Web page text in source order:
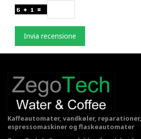
Invia recensione
Kaffeautomater, vandkøler,
espressomaskiner og flaskeautomater